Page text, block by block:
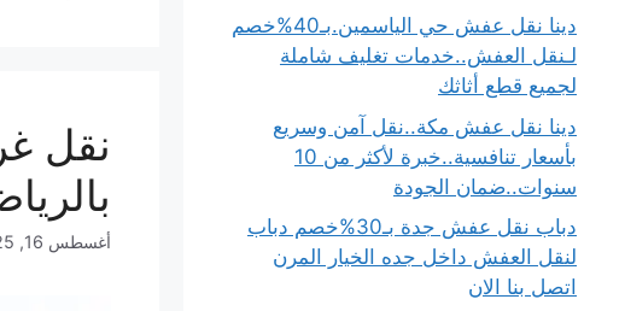
أغسطس 16, 2025
دينا نقل عفش حي الياسمين.بـ40%خصم
لـنقل العفش..خدمات تغليف شاملة
لجميع قطع أثاثك
دينا نقل عفش مكة..نقل آمن وسريع
بأسعار تنافسية..خبرة لأكثر من 10
سنوات..ضمان الجودة
دباب نقل عفش جدة بـ30%خصم دباب
لنقل العفش داخل جده الخيار المرن
اتصل بنا الان